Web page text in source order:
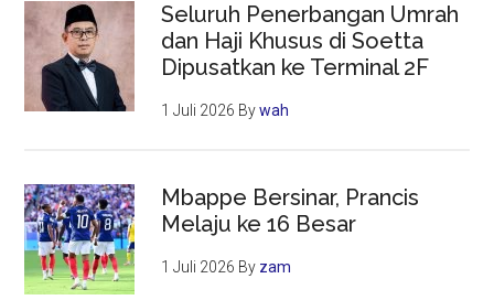
Seluruh Penerbangan Umrah
dan Haji Khusus di Soetta
Dipusatkan ke Terminal 2F
1 Juli 2026 Bywah
Mbappe Bersinar, Prancis
Melaju ke 16 Besar
1 Juli 2026 By zam